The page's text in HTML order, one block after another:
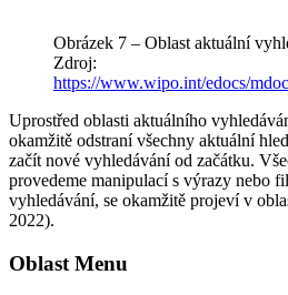
Obrázek 7 – Oblast aktuální
Zdroj:
https://www.wipo.int/edocs/
Uprostřed oblasti aktuálního
okamžitě odstraní všechny aktuální
začít nové vyhledávání od začátku.
provedeme manipulací s výrazy nebo
vyhledávání, se okamžitě projeví v
2022).
Oblast Menu